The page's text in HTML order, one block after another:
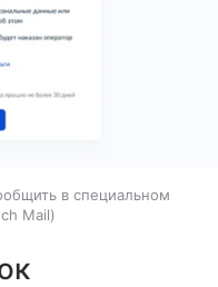
в специальном
Mail